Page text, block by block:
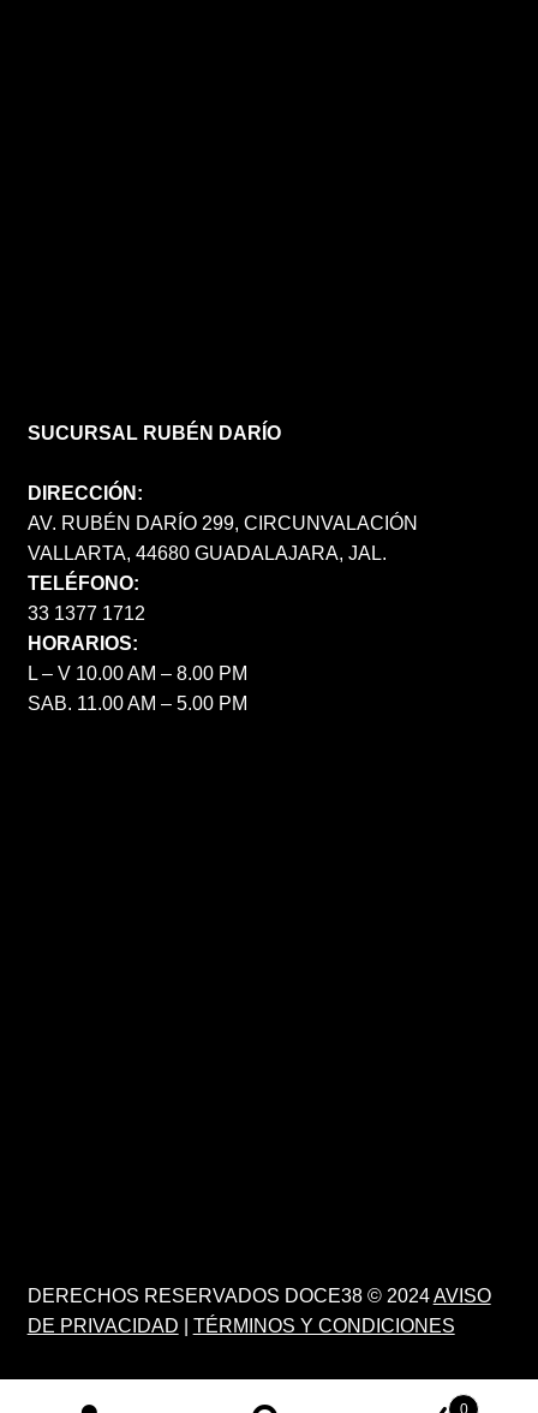
SUCURSAL RUBÉN DARÍO
DIRECCIÓN:
AV. RUBÉN DARÍO 299, CIRCUNVALACIÓN
VALLARTA, 44680 GUADALAJARA, JAL.
TELÉFONO:
33 1377 1712
HORARIOS:
L – V 10.00 AM – 8.00 PM
SAB. 11.00 AM – 5.00 PM
DERECHOS RESERVADOS DOCE38 © 2024AVISO
DE PRIVACIDAD
TÉRMINOS Y CONDICIONES
0